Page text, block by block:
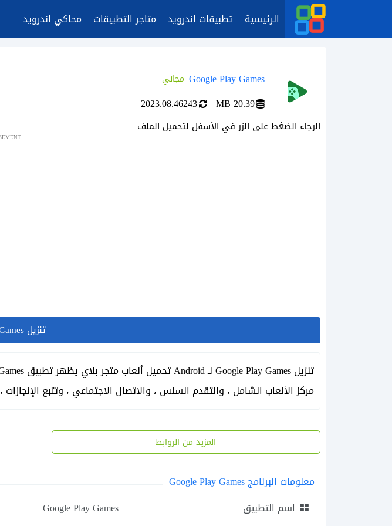
الرئيسية تطبيقات اندرويد متاجر التطبيقات محاكي اندرويد
Google Play Games مجاني
20.39 MB
2023.08.46243
الرجاء الضغط على الزر في الأسفل لتحميل الملف
تنزيل Google Play Games
مركز الألعاب الشامل ، والتقدم السلس ، والاتصال الاجتماعي ، وتتبع
المزيد من الروابط
معلومات البرنامج Google Play Games
اسم التطبيق
Google Play Games